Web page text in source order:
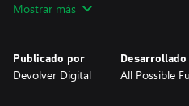
Mostrar más
Publicado por
Devolver Digital All Possible